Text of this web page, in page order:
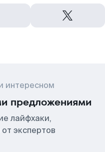
интересном
предложениями
лайфхаки,
экспертов